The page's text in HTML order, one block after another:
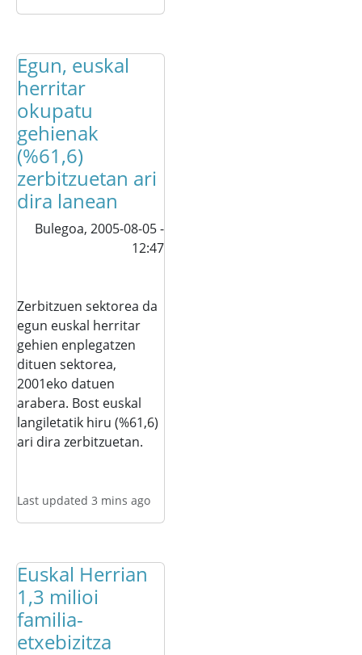
Egun, euskal
herritar
okupatu
gehienak
(%61,6)
zerbitzuetan ari
dira lanean
Bulegoa, 2005-08-05 -
12:47
Zerbitzuen sektorea da
egun euskal herritar
gehien enplegatzen
dituen sektorea,
2001eko datuen
arabera. Bost euskal
langiletatik hiru (%61,6)
ari dira zerbitzuetan.
Last updated 3 mins ago
Euskal Herrian
1,3 milioi
familia-
etxebizitza